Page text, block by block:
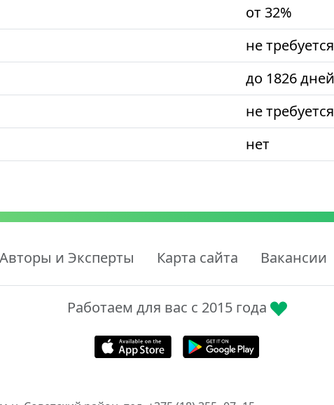
от 32%
не требуется
до 1826 дней
не требуется
нет
Авторы и Эксперты Карта сайта Вакансии
Работаем для вас с 2015 года